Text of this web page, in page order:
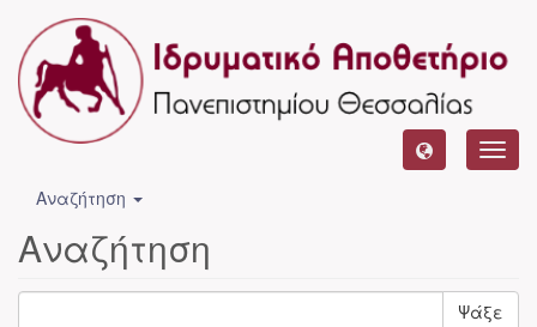
Αναζήτηση
Αναζήτηση
Ψάξε